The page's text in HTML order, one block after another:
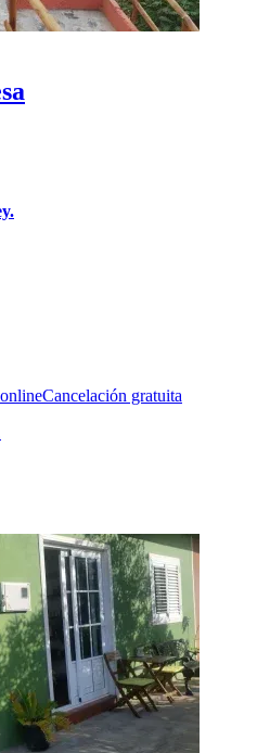
Cancelación gratuita